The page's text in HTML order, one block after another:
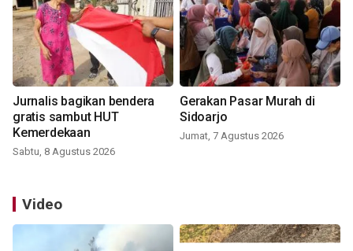
Jurnalis bagikan bendera
gratis sambut HUT
Kemerdekaan
Sabtu, 8 Agustus 2026
Gerakan Pasar Murah di
Sidoarjo
Jumat, 7 Agustus 2026
Video